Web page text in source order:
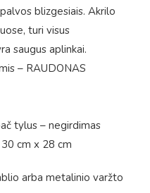
blizgesiais. Akrilo
turi visus
saugus aplinkai.
– RAUDONAS
tylus – negirdimas
cm x 28 cm
arba metalinio varžto